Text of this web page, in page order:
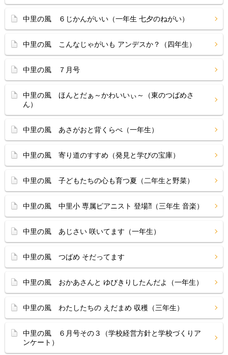
中里の風 ６じかんがいい（一年生 七夕のねがい）
中里の風 こんなじゃがいも アンデスか？（四年生）
中里の風 ７月号
中里の風 ほんとだぁ～かわいいぃ～（東のつばめさ
ん）
中里の風 あさがおと背くらべ（一年生）
中里の風 寄り道のすすめ（発見と学びの宝庫）
中里の風 子どもたちの心も育つ夏（二年生と野菜）
中里の風 中里小 専属ピアニスト 登場⁈（三年生 音楽）
中里の風 あじさい 咲いてます（一年生）
中里の風 つばめ そだってます
中里の風 おかあさんと ゆびきりしたんだよ（一年生）
中里の風 わたしたちの えだまめ 収穫（三年生）
中里の風 ６月号その３（学校経営方針と学校づくりア
ンケート）